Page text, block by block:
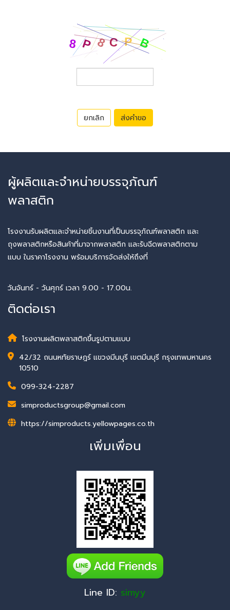
ยกเลิก ส่งคำขอ
ผู้ผลิตและจำหน่ายบรรจุภัณฑ์
พลาสติก
โรงงานรับผลิตและจำหน่ายชิ้นงานที่เป็นบรรจุภัณฑ์พลาสติก และ
ถุงพลาสติกหรือสินค้าที่มาจากพลาสติก และรับฉีดพลาสติกตาม
แบบ ในราคาโรงงาน พร้อมบริการจัดส่งให้ถึงที่
วันจันทร์ - วันศุกร์ เวลา 9.00 - 17.00น.
ติดต่อเรา
โรงงานผลิตพลาสติกขึ้นรูปตามแบบ
42/32 ถนนหทัยราษฎร์ แขวงมีนบุรี เขตมีนบุรี กรุงเทพมหานคร
10510
099-324-2287
simproductsgroup@gmail.com
https://simproducts.yellowpages.co.th
เพิ่มเพื่อน
Line ID: simyy